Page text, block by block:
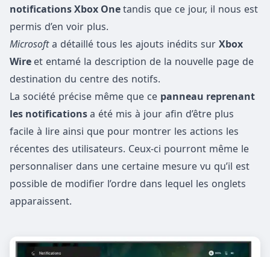
notifications Xbox One tandis que ce jour, il nous est
permis d’en voir plus.
Microsoft a détaillé tous les ajouts inédits sur Xbox
Wire et entamé la description de la nouvelle page de
destination du centre des notifs.
La société précise même que ce panneau reprenant
les notifications a été mis à jour afin d’être plus
facile à lire ainsi que pour montrer les actions les
récentes des utilisateurs. Ceux-ci pourront même le
personnaliser dans une certaine mesure vu qu’il est
possible de modifier l’ordre dans lequel les onglets
apparaissent.